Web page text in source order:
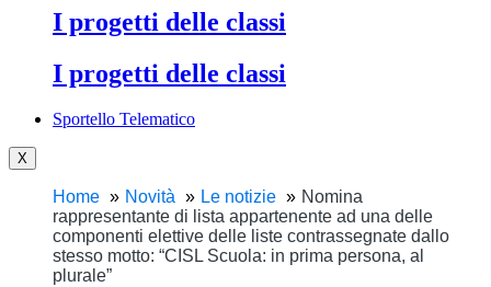
I progetti delle classi
I progetti delle classi
Sportello Telematico
X
Home Novità Le notizie
Nomina
rappresentante di lista appartenente ad una delle
componenti elettive delle liste contrassegnate dallo
stesso motto: “CISL Scuola: in prima persona, al
plurale”